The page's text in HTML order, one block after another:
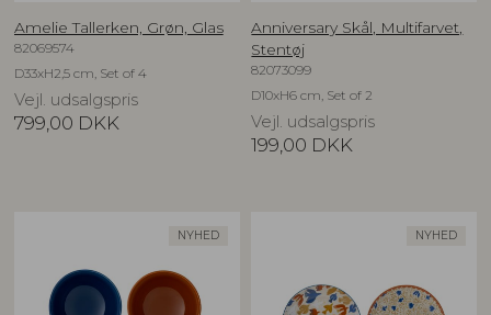
Amelie Tallerken, Grøn, Glas
82069574
D33xH2,5 cm, Set of 4
Vejl. udsalgspris
799,00 DKK
Anniversary Skål, Multifarvet,
Stentøj
82073099
D10xH6 cm, Set of 2
Vejl. udsalgspris
199,00 DKK
NYHED NYHED